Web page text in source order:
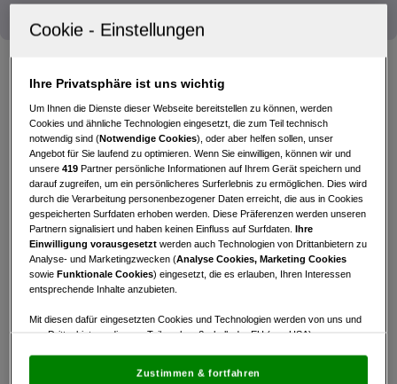
9-Loch Montagsrunde
08.06.2026 - Einzel (Stableford)
GC Am Mondsee
Turnierinfo
Nennliste Startzeiten
Bruttowertung Nettowertung Statistik
Turnierinfo
Datum:
Modus:
9-Loch Stableford
Golf Club Am Mondsee,
Ihre Privatsphäre ist uns wichtig
Um Ihnen die Dienste dieser Webseite bereitstellen zu können, werden
Cookies und ähnliche Technologien eingesetzt, die zum Teil technisch
notwendig sind (Notwendige Cookies), oder aber helfen sollen, unser
Angebot für Sie laufend zu optimieren. Wenn Sie einwilligen, können wir und
unsere419 Partner persönliche Informationen auf Ihrem Gerät speichern und
darauf zugreifen, um ein persönlicheres Surferlebnis zu ermöglichen. Dies wird
durch die Verarbeitung personenbezogener Daten erreicht, die aus in Cookies
gespeicherten Surfdaten erhoben werden. Diese Präferenzen werden unseren
Partnern signalisiert und haben keinen Einfluss auf Surfdaten.Ihre
Einwilligung vorausgesetzt werden auch Technologien von Drittanbietern zu
Analyse- und Marketingzwecken (Analyse Cookies, Marketing Cookies
sowieFunktionale Cookies) eingesetzt, die es erlauben, Ihren Interessen
entsprechende Inhalte anzubieten.
Mit diesen dafür eingesetzten Cookies und Technologien werden von uns und
von Drittanbietern, die zum Teil auch außerhalb der EU (u.a. USA)
angemessenes Datenschutzniveau bescheinigt.Es besteht insbesondere
Zustimmen & fortfahren